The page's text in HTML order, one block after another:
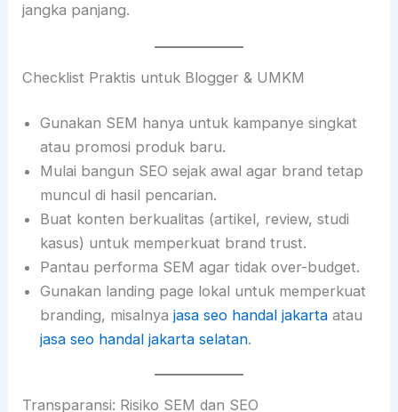
jangka panjang.
Checklist Praktis untuk Blogger & UMKM
Gunakan SEM hanya untuk kampanye singkat
atau promosi produk baru.
Mulai bangun SEO sejak awal agar brand tetap
muncul di hasil pencarian.
Buat konten berkualitas (artikel, review, studi
kasus) untuk memperkuat brand trust.
Pantau performa SEM agar tidak over-budget.
Gunakan landing page lokal untuk memperkuat
branding, misalnyajasa seo handal jakarta atau
jasa seo handal jakarta selatan.
Transparansi: Risiko SEM dan SEO